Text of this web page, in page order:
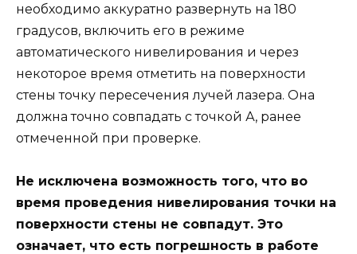
необходимо аккуратно развернуть на 180
градусов, включить его в режиме
автоматического нивелирования и через
некоторое время отметить на поверхности
стены точку пересечения лучей лазера. Она
должна точно совпадать с точкой А, ранее
отмеченной при проверке.
Не исключена возможность того, что во
время проведения нивелирования точки на
поверхности стены не совпадут. Это
означает, что есть погрешность в работе